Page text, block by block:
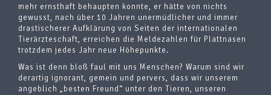
mehr ernsthaft behaupten konnte, er hätte von nichts
gewusst, nach über 10 Jahren unermüdlicher und immer
drastischerer Aufklärung von Seiten der internationalen
Tierärzteschaft, erreichen die Meldezahlen für Plattnasen
trotzdem jedes Jahr neue Höhepunkte.
Was ist denn bloß faul mit uns Menschen? Warum sind wir
derartig ignorant, gemein und pervers, dass wir unserem
angeblich „besten Freund“ unter den Tieren, unseren